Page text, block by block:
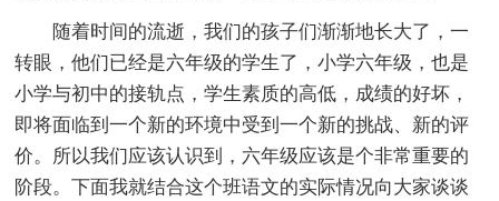
随着时间的流逝，我们的孩子们渐渐地长大了，一
转眼，他们已经是六年级的学生了，小学六年级，也是
小学与初中的接轨点，学生素质的高低，成绩的好坏，
即将面临到一个新的环境中受到一个新的挑战、新的评
价。所以我们应该认识到，六年级应该是个非常重要的
阶段。下面我就结合这个班语文的实际情况向大家谈谈